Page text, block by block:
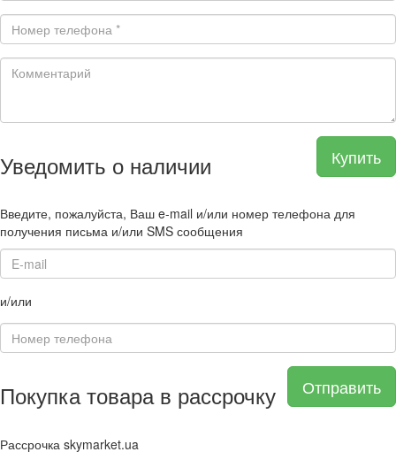
Купить
Уведомить о наличии
Введите, пожалуйста, Ваш e-mail и/или номер телефона для
получения письма и/или SMS сообщения
и/или
Отправить
Покупка товара в рассрочку
Рассрочка skymarket.ua